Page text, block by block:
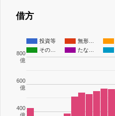
借方
投資等 無形…
その…
たな…
400
600
億
800
億